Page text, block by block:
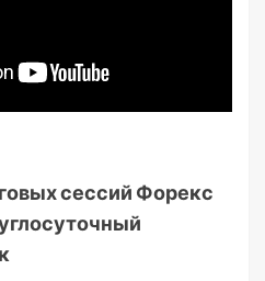
сессий Форекс